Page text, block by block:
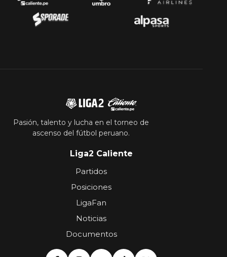
Pasión, talento y lucha en el torneo de
ascenso del fútbol peruano.
Liga2 Caliente
Partidos
Posiciones
LigaFan
Noticias
Documentos